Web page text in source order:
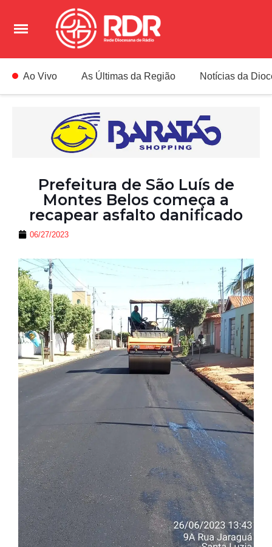
Ao Vivo As Últimas da Região Notícias da
Prefeitura de São Luís de
Montes Belos começa a
recapear asfalto danificado
06/27/2023